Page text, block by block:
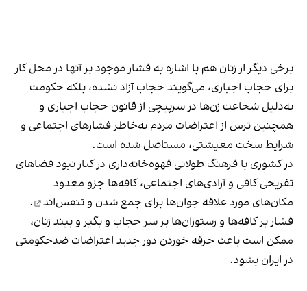
برخی دیگر از زنان هم با اشاره به فشار موجود بر آنها در محل کار
برای حجاب اجباری، می‌گویند حجاب آزاد نشده، بلکه حکومت
به‌دلیل شجاعت زن‌ها در سرپیچی از قانون حجاب اجباری و
همچنین ترس از اعتراضات مردم به‌خاطر فشارهای اجتماعی و
شرایط سخت معیشتی، مستاصل شده است.
در کشوری با فرهنگ طولانی قهوه‌‌خانه‌داری در کنار نبود فضاهای
تفریحی کافی و آزادی‌های اجتماعی، کافه‌ها جزو معدود
مکان‌های مورد علاقه جوان‌ها برای جمع شدن و تنفس‌اند
.
فشار بر کافه‌ها و رستوران‌ها بر سر حجاب و بگیر و ببند زنان،
ممکن است باعث جرقه خوردن دور جدید اعتراضات ضدحکومتی
در ایران بشود.